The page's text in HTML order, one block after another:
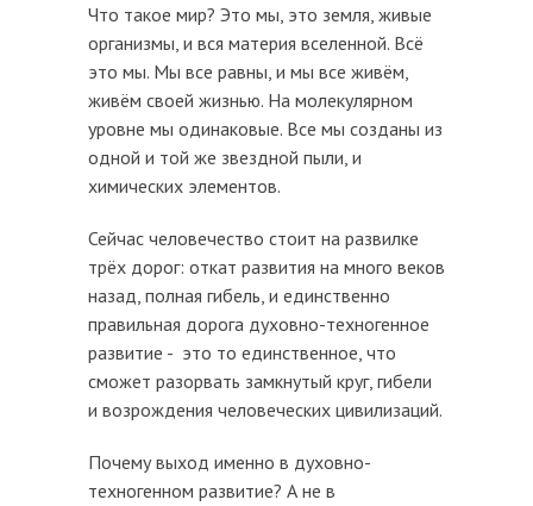
Что такое мир? Это мы, это земля, живые
организмы, и вся материя вселенной. Всё
это мы. Мы все равны, и мы все живём,
живём своей жизнью. На молекулярном
уровне мы одинаковые. Все мы созданы из
одной и той же звездной пыли, и
химических элементов.
Сейчас человечество стоит на развилке
трёх дорог: откат развития на много веков
назад, полная гибель, и единственно
правильная дорога духовно-техногенное
развитие - это то единственное, что
сможет разорвать замкнутый круг, гибели
и возрождения человеческих цивилизаций.
Почему выход именно в духовно-
техногенном развитие? А не в